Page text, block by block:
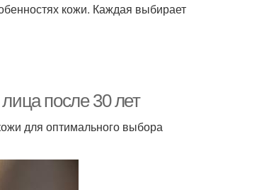
кожи. Каждая выбирает
после 30 лет
для оптимального выбора